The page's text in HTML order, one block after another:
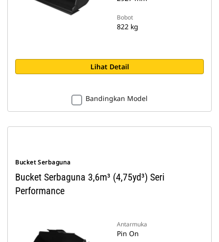
Bobot
822 kg
Lihat Detail
Bandingkan Model
Bucket Serbaguna
Bucket Serbaguna 3,6m³ (4,75yd³) Seri
Performance
Antarmuka
Pin On